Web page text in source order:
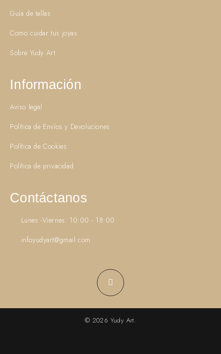
Guía de tallas
Como cuidar tus joyas
Sobre Yudy Art
Información
Aviso legal
Política de Envíos y Devoluciones
Política de Cookies
Política de privacidad
Contáctanos
Lunes -Viernes: 10:00 - 18:00
infoyudyart@gmail.com
© 2026 Yudy Art.